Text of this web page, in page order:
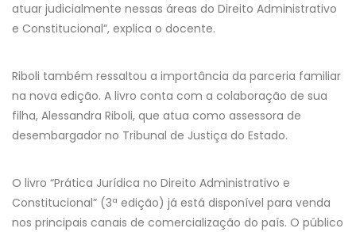
atuar judicialmente nessas áreas do Direito Administrativo
e Constitucional”, explica o docente.
Riboli também ressaltou a importância da parceria familiar
na nova edição. A livro conta com a colaboração de sua
filha, Alessandra Riboli, que atua como assessora de
desembargador no Tribunal de Justiça do Estado.
O livro “Prática Jurídica no Direito Administrativo e
Constitucional” (3ª edição) já está disponível para venda
nos principais canais de comercialização do país. O público